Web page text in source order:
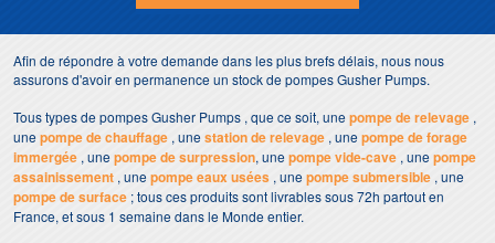
Afin de répondre à votre demande dans les plus brefs délais, nous nous
assurons d'avoir en permanence un stock de pompes Gusher Pumps.
Tous types de pompes Gusher Pumps , que ce soit, unepompe de relevage ,
unepompe de chauffage , unestation de relevage , unepompe de forage
immergée , unepompe de surpression, unepompe vide-cave , unepompe
assainissement , unepompe eaux usées , unepompe submersible , une
pompe de surface ; tous ces produits sont livrables sous 72h partout en
France, et sous 1 semaine dans le Monde entier.